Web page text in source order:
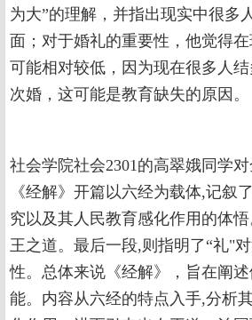
为大”的理解，并指出现实中很多
面；对于婚礼的重要性，他觉得
可能相对较低，因为现在很多人
次婚，这可能是教育缺失的原因。
社会学院社会2301的高翠娥同学对
《经解》开篇以六经为载体,记叙
究以及其人民教育感化作用的体
王之道。最后一段,则指明了“礼"
性。总体来说《经解》，旨在阐
能。内容从六经的特点入手,分析